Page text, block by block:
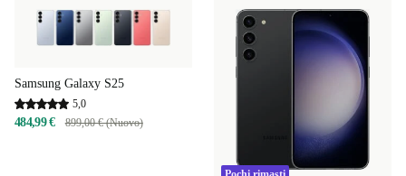
Samsung Galaxy S25
5,0
484,99 € 899,00 € (Nuovo)